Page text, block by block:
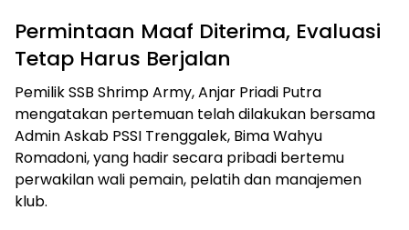
Permintaan Maaf Diterima, Evaluasi
Tetap Harus Berjalan
Pemilik SSB Shrimp Army, Anjar Priadi Putra
mengatakan pertemuan telah dilakukan bersama
Admin Askab PSSI Trenggalek, Bima Wahyu
Romadoni, yang hadir secara pribadi bertemu
perwakilan wali pemain, pelatih dan manajemen
klub.